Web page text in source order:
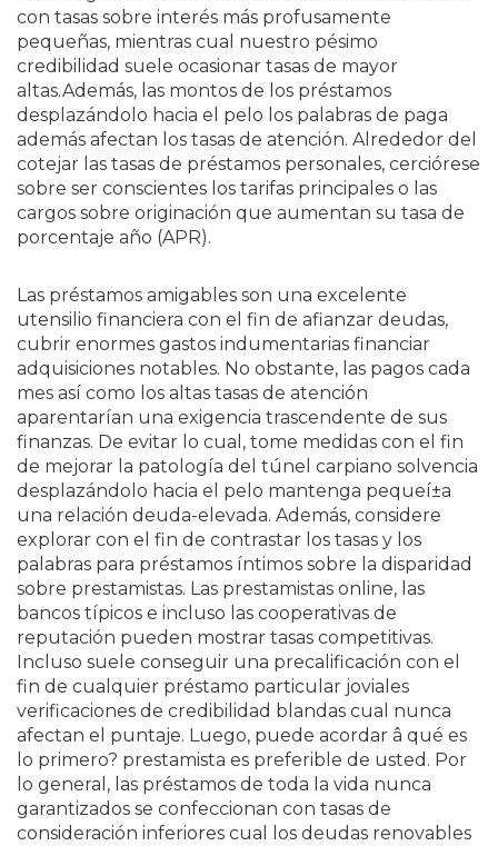
con tasas sobre interés más profusamente
pequeñas, mientras cual nuestro pésimo
credibilidad suele ocasionar tasas de mayor
altas.Además, las montos de los préstamos
desplazándolo hacia el pelo los palabras de paga
además afectan los tasas de atención. Alrededor del
cotejar las tasas de préstamos personales, cerciórese
sobre ser conscientes los tarifas principales o las
cargos sobre originación que aumentan su tasa de
porcentaje año (APR).
Las préstamos amigables son una excelente
utensilio financiera con el fin de afianzar deudas,
cubrir enormes gastos indumentarias financiar
adquisiciones notables. No obstante, las pagos cada
mes así­ como los altas tasas de atención
aparentarían una exigencia trascendente de sus
finanzas. De evitar lo cual, tome medidas con el fin
de mejorar la patologí­a del túnel carpiano solvencia
desplazándolo hacia el pelo mantenga pequeí±a
una relación deuda-elevada. Además, considere
explorar con el fin de contrastar los tasas y los
palabras para préstamos íntimos sobre la disparidad
sobre prestamistas. Las prestamistas online, las
bancos tí­picos e incluso las cooperativas de
reputación pueden mostrar tasas competitivas.
Incluso suele conseguir una precalificación con el
fin de cualquier préstamo particular joviales
verificaciones de credibilidad blandas cual nunca
afectan el puntaje. Luego, puede acordar â qué es
lo primero? prestamista es preferible de usted. Por
lo general, las préstamos de toda la vida nunca
garantizados se confeccionan con tasas de
consideración inferiores cual los deudas renovables